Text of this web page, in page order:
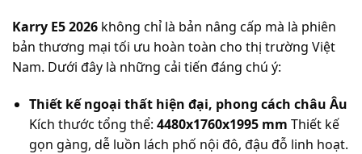
Karry E5 2026 không chỉ là bản nâng cấp mà là phiên
bản thương mại tối ưu hoàn toàn cho thị trường Việt
Nam. Dưới đây là những cải tiến đáng chú ý:
Thiết kế ngoại thất hiện đại, phong cách châu Âu
Kích thước tổng thể: 4480x1760x1995 mm Thiết kế
gọn gàng, dễ luồn lách phố nội đô, đậu đỗ linh hoạt.